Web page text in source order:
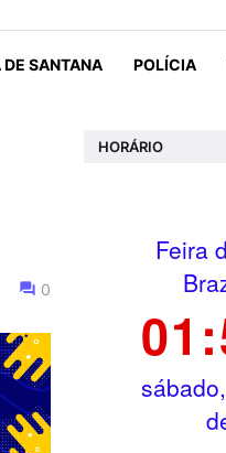
DE SANTANA POLÍCIA
0
HORÁRIO